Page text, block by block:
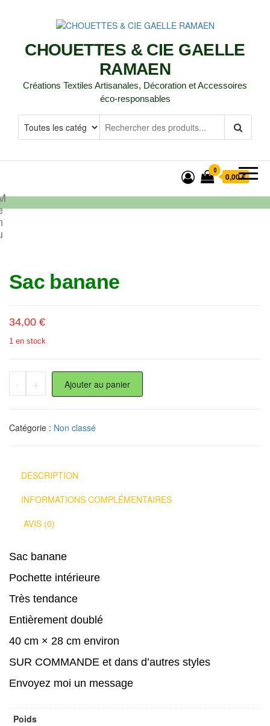
CHOUETTES & CIE GAELLE
RAMAEN
Créations Textiles Artisanales, Décoration et Accessoires
éco-responsables
0
0,00 €
Sac banane
34,00 €
1 en stock
- quantité de Sac banane
+ Ajouter au panier
Catégorie : Non classé
DESCRIPTION
INFORMATIONS COMPLÉMENTAIRES
AVIS (0)
Sac banane
Pochette intérieure
Très tendance
Entièrement doublé
40 cm × 28 cm environ
SUR COMMANDE et dans d’autres styles
Envoyez moi un message
Poids